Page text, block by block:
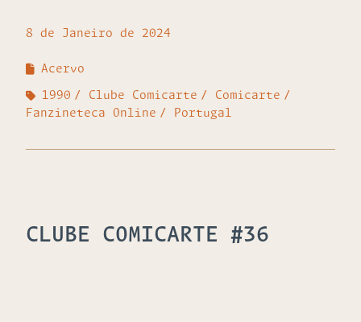
8 de Janeiro de 2024
Acervo
1990 Clube Comicarte
Comicarte
Fanzineteca Online
Portugal
CLUBE COMICARTE #36